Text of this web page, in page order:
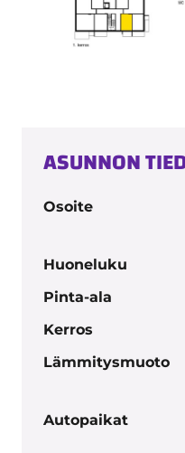
ASUNNON
Osoite
Huoneluku
Pinta-ala
Kerros
Lämmitysmuoto
Autopaikat